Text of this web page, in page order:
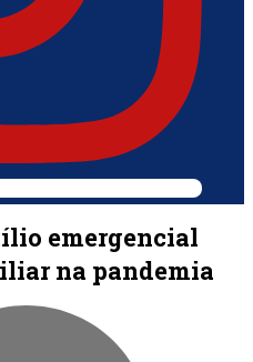
emergencial
na pandemia